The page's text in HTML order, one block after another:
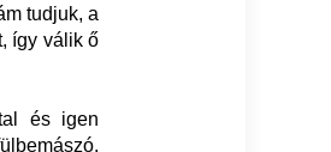
tudjuk, a
így válik ő
és igen